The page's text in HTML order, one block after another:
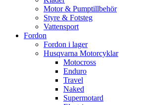
Motor & Pumptillbehör
Styre & Fotsteg
Vattensport
Fordon
Fordon i lager
Husqvarna Motorcyklar
Motocross
Enduro
Travel
Naked
Supermotard